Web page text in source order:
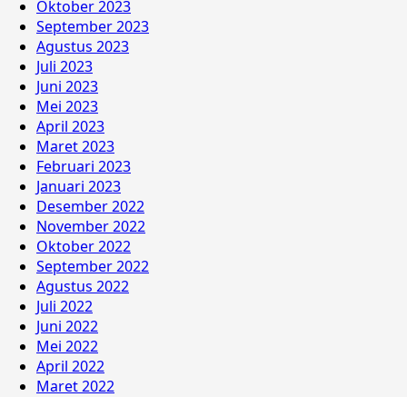
Oktober 2023
September 2023
Agustus 2023
Juli 2023
Juni 2023
Mei 2023
April 2023
Maret 2023
Februari 2023
Januari 2023
Desember 2022
November 2022
Oktober 2022
September 2022
Agustus 2022
Juli 2022
Juni 2022
Mei 2022
April 2022
Maret 2022